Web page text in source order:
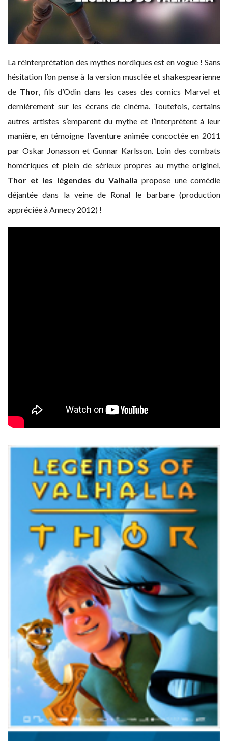
La réinterprétation des mythes nordiques est en vogue ! Sans
hésitation l’on pense à la version musclée et shakespearienne
de Thor, fils d’Odin dans les cases des comics Marvel et
dernièrement sur les écrans de cinéma. Toutefois, certains
autres artistes s’emparent du mythe et l’interprètent à leur
manière, en témoigne l’aventure animée concoctée en 2011
par Oskar Jonasson et Gunnar Karlsson. Loin des combats
homériques et plein de sérieux propres au mythe originel,
Thor et les légendes du Valhalla propose une comédie
déjantée dans la veine de Ronal le barbare (production
appréciée à Annecy 2012) !